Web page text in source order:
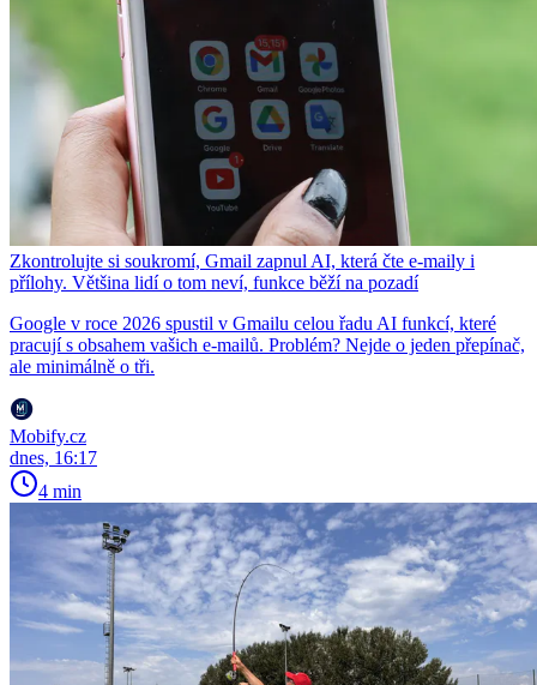
Zkontrolujte si soukromí, Gmail zapnul AI, která čte e-maily i
přílohy. Většina lidí o tom neví, funkce běží na pozadí
Google v roce 2026 spustil v Gmailu celou řadu AI funkcí, které
pracují s obsahem vašich e-mailů. Problém? Nejde o jeden přepínač,
ale minimálně o tři.
Mobify.cz
dnes, 16:17
4 min